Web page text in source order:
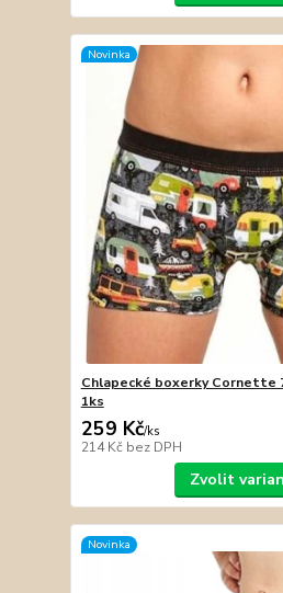
Novinka
Chlapecké boxerky Cornette
1ks
259 Kč/ks
214 Kč bez DPH
Zvolit
Novinka